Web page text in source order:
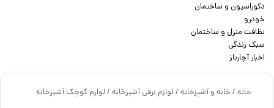
دکوراسیون و ساختمان
خودرو
نظافت منزل و ساختمان
سبک زندگی
اخبار آچارباز
خانه / خانه و آشپزخانه / لوازم برقی آشپزخانه / لوازم کوچک آشپزخانه